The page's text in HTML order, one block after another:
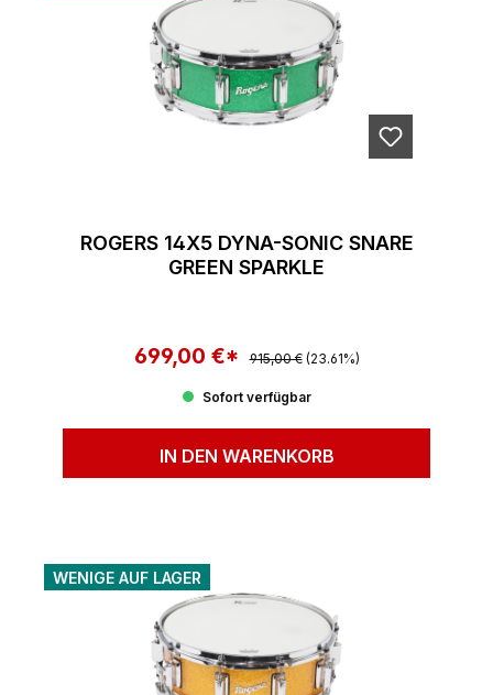
ROGERS 14X5 DYNA-SONIC SNARE
GREEN SPARKLE
Verkaufspreis:
699,00 €* Regulärer Preis:
915,00 € (23.61%)
Sofort verfügbar
IN DEN WARENKORB
WENIGE AUF LAGER